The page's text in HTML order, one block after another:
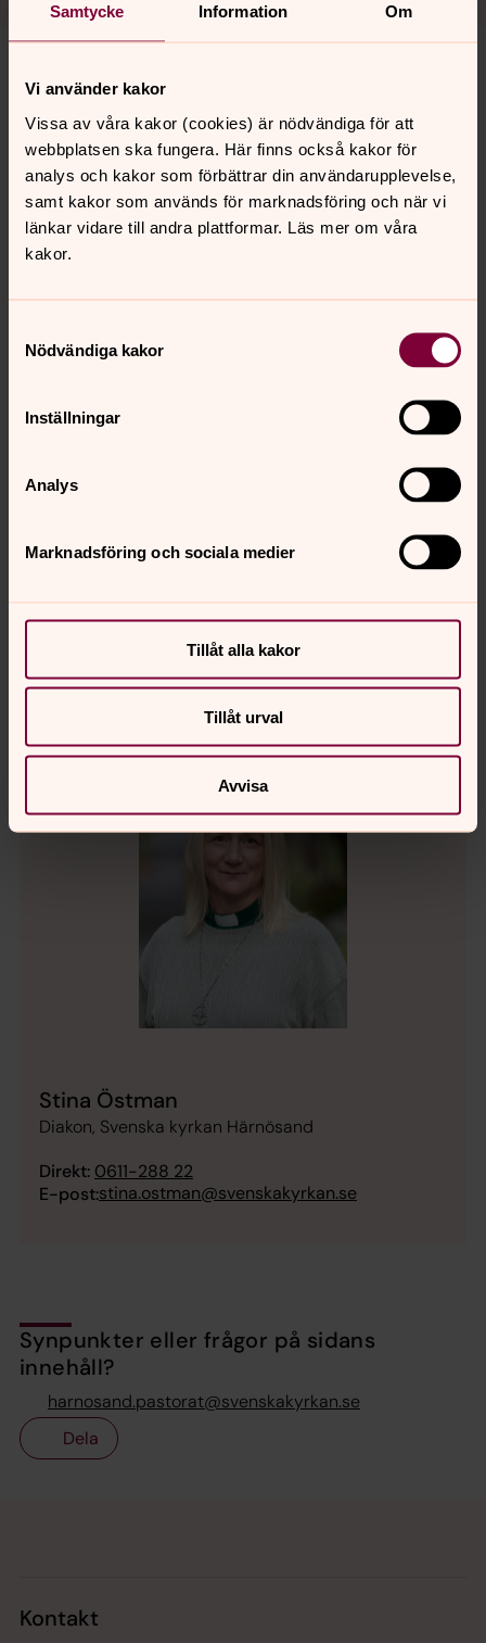
Samtycke Information Om
Vi använder kakor
Vissa av våra kakor (cookies) är nödvändiga för att
webbplatsen ska fungera. Här finns också kakor för
analys och kakor som förbättrar din användarupplevelse,
samt kakor som används för marknadsföring och när vi
länkar vidare till andra plattformar. Läs mer om våra
kakor.
Nödvändiga kakor
Inställningar
Analys
Marknadsföring och sociala medier
Tillåt alla kakor
Tillåt urval
Avvisa
Mer info Kyrkkällan
Diakon
Direkt:0611-288 21Växel:0611-288 00
E-post:christina.ahlenius@svenskakyrkan.se
Stina Östman
Diakon, Svenska kyrkan Härnösand
Direkt: 0611-288 22
E-post:stina.ostman@svenskakyrkan.se
Synpunkter eller frågor på sidans
innehåll?
harnosand.pastorat@svenskakyrkan.se
Dela
Kontakt